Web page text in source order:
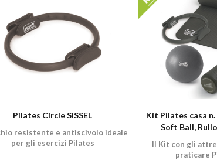
Pilates Circle SISSEL
resistente e antiscivolo ideale
per gli esercizi Pilates
Kit Pilates casa
Soft Ball,
Il Kit con gli
praticare